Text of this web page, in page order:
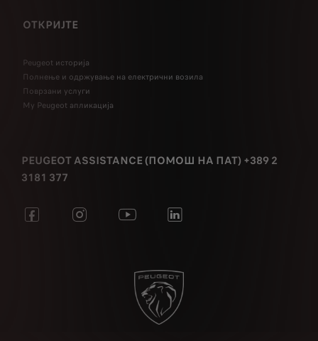
ОТКРИЈТЕ
Peugeot историја
Полнење и одржување на електрични возила
Поврзани услуги
My Peugeot апликација
PEUGEOT ASSISTANCE (ПОМОШ НА ПАТ) +389 2
3181 377